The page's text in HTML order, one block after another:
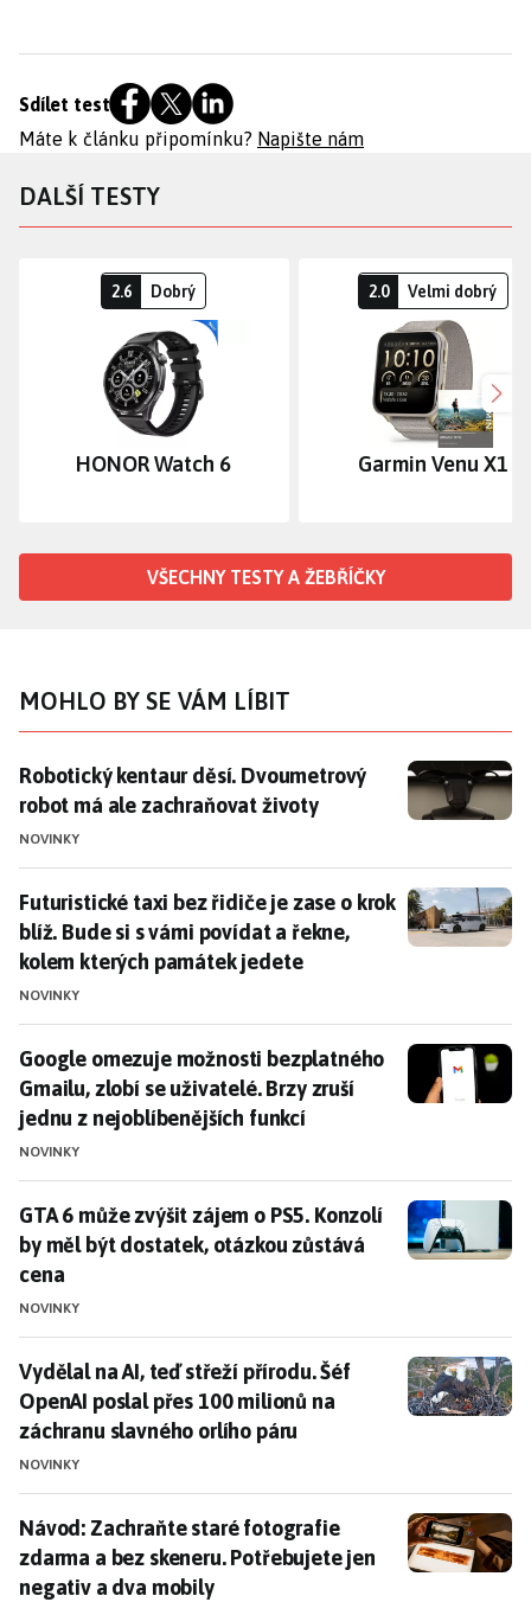
Sdílet test
Máte k článku připomínku? Napište nám
DALŠÍ TESTY
2.6 Dobrý
HONOR Watch 6
2.0 Velmi dobrý
Garmin Venu X1
VŠECHNY TESTY A ŽEBŘÍČKY
MOHLO BY SE VÁM LÍBIT
Robotický kentaur děsí. Dvoumetrový robot má ale
Robotický kentaur děsí. Dvoumetrový
robot má ale zachraňovat životy
NOVINKY
Futuristické taxi bez řidiče je zase o krok blíž. Bude
Futuristické taxi bez řidiče je zase o krok
blíž. Bude si s vámi povídat a řekne,
kolem kterých památek jedete
NOVINKY
Google omezuje možnosti bezplatného Gmailu,
Google omezuje možnosti bezplatného
Gmailu, zlobí se uživatelé. Brzy zruší
jednu z nejoblíbenějších funkcí
NOVINKY
GTA 6 může zvýšit zájem o PS5. Konzolí by měl být
GTA 6 může zvýšit zájem o PS5. Konzolí
by měl být dostatek, otázkou zůstává
cena
NOVINKY
Vydělal na AI, teď střeží přírodu. Šéf OpenAI poslal
Vydělal na AI, teď střeží přírodu. Šéf
OpenAI poslal přes 100 milionů na
záchranu slavného orlího páru
NOVINKY
Návod: Zachraňte staré fotografie zdarma a bez
Návod: Zachraňte staré fotografie
zdarma a bez skeneru. Potřebujete jen
negativ a dva mobily